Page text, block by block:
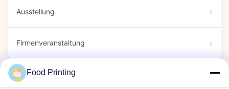
Ausstellung
Firmenveranstaltung
Food Printing